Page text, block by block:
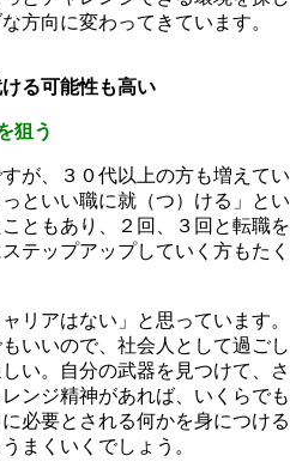
方向に変わってきています。
る可能性も高い
狙う
が、３０代以上の方も増えてい
といい職に就（つ）ける」とい
ともあり、２回、３回と転職を
テップアップしていく方もたく
リアはない」と思っています。
いいので、社会人として過ごし
い。自分の武器を見つけて、さ
ンジ精神があれば、いくらでも
必要とされる何かを身につける
まくいくでしょう。